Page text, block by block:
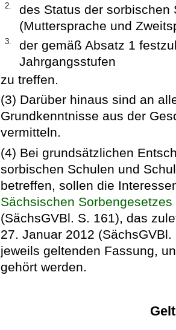
2.
des Status der sorbischen
(Muttersprache und
3.
der gemäß Absatz 1
Jahrgangsstufen
zu treffen.
(3) Darüber hinaus sind an
Grundkenntnisse aus der
vermitteln.
(4) Bei grundsätzlichen
sorbischen Schulen und
betreffen, sollen die
Sächsischen Sorbengesetzes
(SächsGVBl. S. 161), das
27. Januar 2012
jeweils geltenden Fassung,
gehört werden.